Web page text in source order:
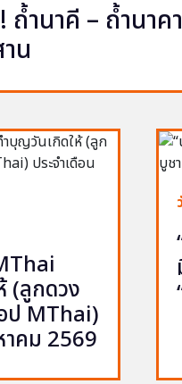
ถ้ำนาคี – ถ้ำน
น
(ลูกดวง
ป MThai)
าคม 2569